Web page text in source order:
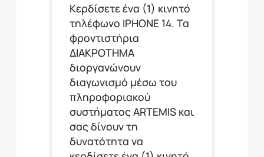
Κερδίσετε ένα (1) κινητό
τηλέφωνο ΙΡΗΟΝΕ 14. Τα
φροντιστήρια
ΔΙΑΚΡΟΤΗΜΑ
διοργανώνουν
διαγωνισμό μέσω του
πληροφοριακού
συστήματος ARTEMIS και
σας δίνουν τη
δυνατότητα να